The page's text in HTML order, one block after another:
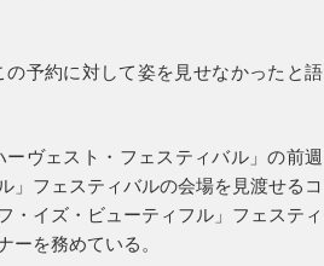
予約に対して姿を見せなかったと語
ヴェスト・フェスティバル」の前週
」フェスティバルの会場を見渡せるコ
・イズ・ビューティフル」フェスティ
を務めている。